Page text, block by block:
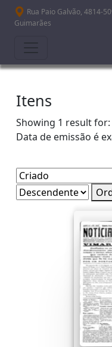
Passar para o conteúdo
Rua Paio Galvão, 4814-
Guimarães
Itens
Showing 1 result for:
Data de emissão é